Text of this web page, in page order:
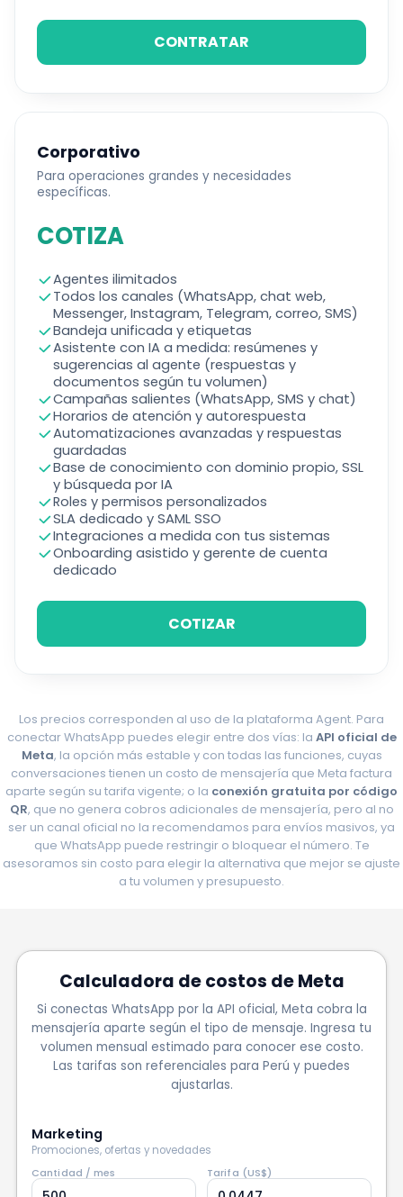
CONTRATAR
Corporativo
Para operaciones grandes y necesidades
específicas.
COTIZA
Agentes ilimitados
Todos los canales (WhatsApp, chat web,
Messenger, Instagram, Telegram, correo, SMS)
Bandeja unificada y etiquetas
Asistente con IA a medida: resúmenes y
sugerencias al agente (respuestas y
documentos según tu volumen)
Campañas salientes (WhatsApp, SMS y chat)
Horarios de atención y autorespuesta
Automatizaciones avanzadas y respuestas
guardadas
Base de conocimiento con dominio propio, SSL
y búsqueda por IA
Roles y permisos personalizados
SLA dedicado y SAML SSO
Integraciones a medida con tus sistemas
Onboarding asistido y gerente de cuenta
dedicado
COTIZAR
Los precios corresponden al uso de la plataforma Agent. Para
conectar WhatsApp puedes elegir entre dos vías: la API oficial de
Meta, la opción más estable y con todas las funciones, cuyas
conversaciones tienen un costo de mensajería que Meta factura
aparte según su tarifa vigente; o la conexión gratuita por código
QR, que no genera cobros adicionales de mensajería, pero al no
ser un canal oficial no la recomendamos para envíos masivos, ya
que WhatsApp puede restringir o bloquear el número. Te
asesoramos sin costo para elegir la alternativa que mejor se ajuste
a tu volumen y presupuesto.
Calculadora de costos de Meta
Si conectas WhatsApp por la API oficial, Meta cobra la
mensajería aparte según el tipo de mensaje. Ingresa tu
volumen mensual estimado para conocer ese costo.
Las tarifas son referenciales para Perú y puedes
ajustarlas.
Marketing
Promociones, ofertas y novedades
Cantidad / mes
Tarifa (US$)